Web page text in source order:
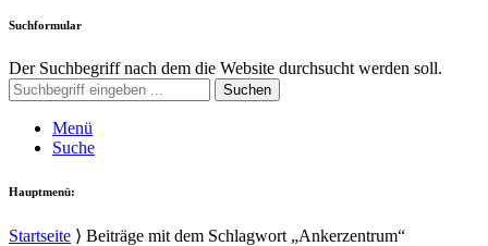
Suchformular
Der Suchbegriff nach dem die Website durchsucht werden soll.
Suchen
Menü
Suche
Hauptmenü:
Startseite ⟩ Beiträge mit dem Schlagwort „Ankerzentrum“